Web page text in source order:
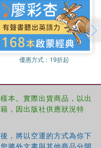
優惠方式： 19折起
本。實際出貨商品，以出
，因出版社供應狀況特
，將以空運的方式為你下
將外文書與其他商品分開